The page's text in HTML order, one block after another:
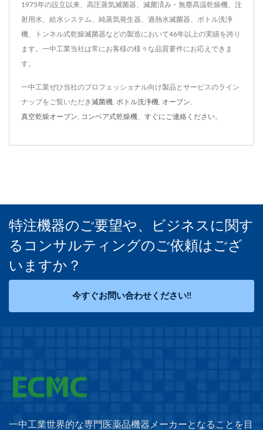
1975年の設立以来、高圧蒸気滅菌器、滅菌済み・無塵高温乾燥機、注
射用水、給水システム、純蒸気発生器、過熱水滅菌器、ボトル洗浄
機、トンネル式乾燥滅菌器などの製造において46年以上の実績を誇り
ます。一中工業当社は常にお客様の様々な品質要件にお応えできま
す。
一中工業ぜひ当社のプロフェッショナル向け製品とサービスのライン
ナップをご覧いただき滅菌機 ボトル洗浄機 オーブン
真空乾燥オーブン コンベア式乾燥機 すぐにご連絡ください。
特注機器のご要望や、ビジネスに関す
るコンサルティングのご依頼はござ
いますか？
今すぐお問い合わせください!!
一中工業世界的な専門医薬品機器メーカーとなることを目